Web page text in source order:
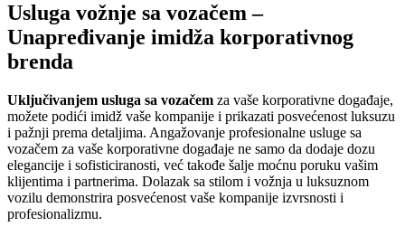
Usluga vožnje sa vozačem –
Unapređivanje imidža korporativnog
brenda
Uključivanjem usluga sa vozačem za vaše korporativne događaje,
možete podići imidž vaše kompanije i prikazati posvećenost luksuzu
i pažnji prema detaljima. Angažovanje profesionalne usluge sa
vozačem za vaše korporativne događaje ne samo da dodaje dozu
elegancije i sofisticiranosti, već takođe šalje moćnu poruku vašim
klijentima i partnerima. Dolazak sa stilom i vožnja u luksuznom
vozilu demonstrira posvećenost vaše kompanije izvrsnosti i
profesionalizmu.